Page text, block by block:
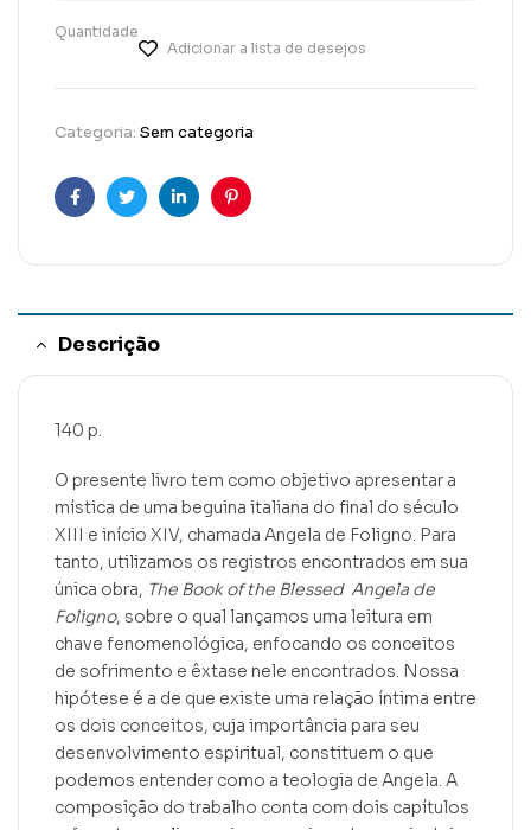
Quantidade
Adicionar a lista de desejos
Categoria: Sem categoria
FacebookTwitterLinkedinPinterest
Descrição
140 p.
O presente livro tem como objetivo apresentar a
mística de uma beguina italiana do final do século
XIII e início XIV, chamada Angela de Foligno. Para
tanto, utilizamos os registros encontrados em sua
única obra, The Book of the Blessed Angela de
Foligno, sobre o qual lançamos uma leitura em
chave fenomenológica, enfocando os conceitos
de sofrimento e êxtase nele encontrados. Nossa
hipótese é a de que existe uma relação íntima entre
os dois conceitos, cuja importância para seu
desenvolvimento espiritual, constituem o que
podemos entender como a teologia de Angela. A
composição do trabalho conta com dois capítulos